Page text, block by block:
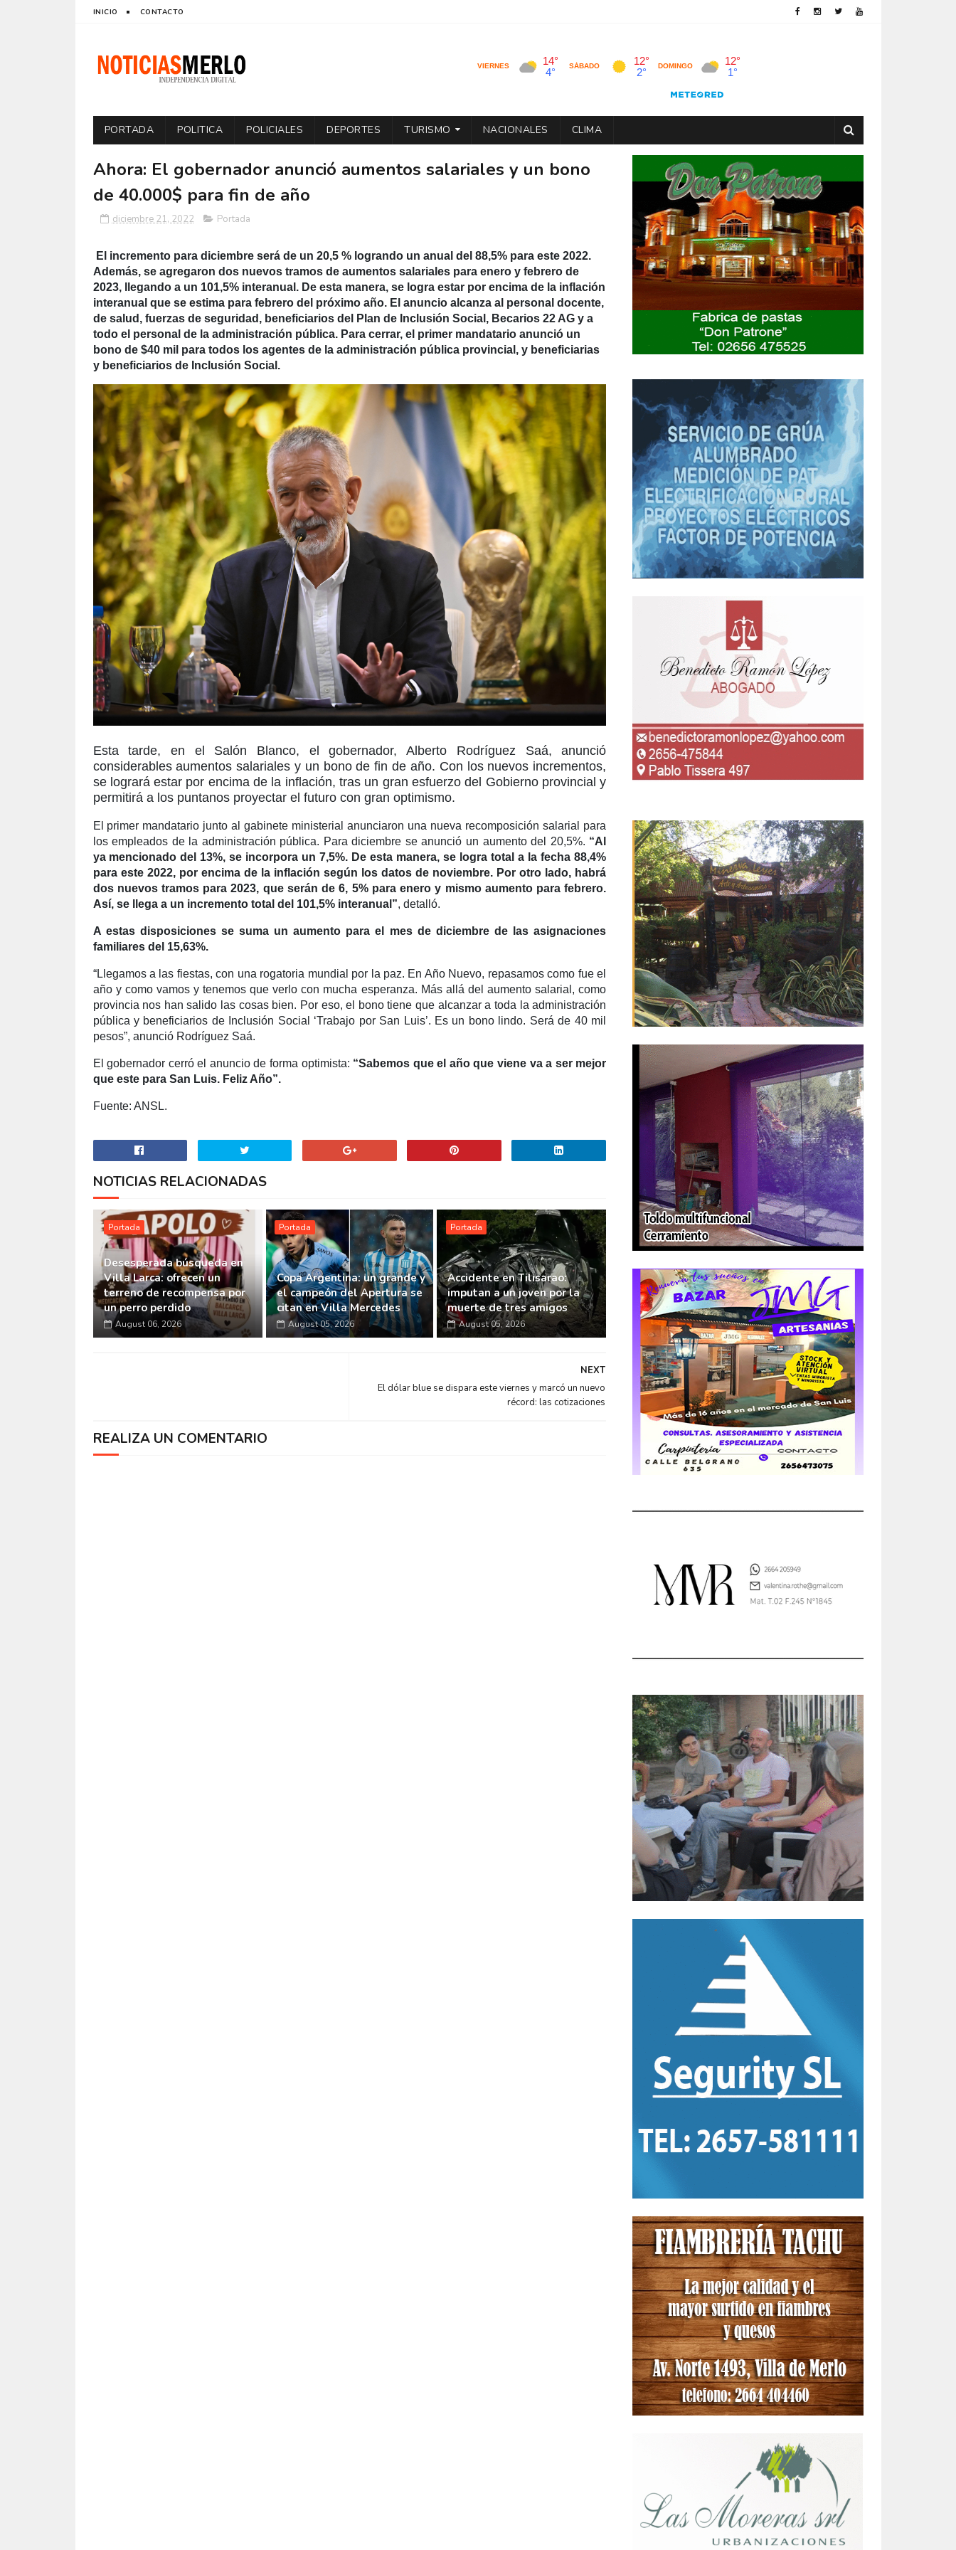
INICIO CONTACTO
PORTADA POLITICA POLICIALES DEPORTES TURISMO NACIONALES CLIMA
Ahora: El gobernador anunció aumentos salariales y un bono
de 40.000$ para fin de año
diciembre 21, 2022 Portada
El incremento para diciembre será de un 20,5 % logrando un anual del 88,5% para este 2022.
Además, se agregaron dos nuevos tramos de aumentos salariales para enero y febrero de
2023, llegando a un 101,5% interanual. De esta manera, se logra estar por encima de la inflación
interanual que se estima para febrero del próximo año. El anuncio alcanza al personal docente,
de salud, fuerzas de seguridad, beneficiarios del Plan de Inclusión Social, Becarios 22 AG y a
todo el personal de la administración pública. Para cerrar, el primer mandatario anunció un
bono de $40 mil para todos los agentes de la administración pública provincial, y beneficiarias
y beneficiarios de Inclusión Social.
Esta tarde, en el Salón Blanco, el gobernador, Alberto Rodríguez Saá, anunció
considerables aumentos salariales y un bono de fin de año. Con los nuevos incrementos,
se logrará estar por encima de la inflación, tras un gran esfuerzo del Gobierno provincial y
permitirá a los puntanos proyectar el futuro con gran optimismo.
El primer mandatario junto al gabinete ministerial anunciaron una nueva recomposición salarial para
los empleados de la administración pública. Para diciembre se anunció un aumento del 20,5%. “Al
ya mencionado del 13%, se incorpora un 7,5%. De esta manera, se logra total a la fecha 88,4%
para este 2022, por encima de la inflación según los datos de noviembre. Por otro lado, habrá
dos nuevos tramos para 2023, que serán de 6, 5% para enero y mismo aumento para febrero.
Así, se llega a un incremento total del 101,5% interanual”, detalló.
A estas disposiciones se suma un aumento para el mes de diciembre de las asignaciones
familiares del 15,63%.
“Llegamos a las fiestas, con una rogatoria mundial por la paz. En Año Nuevo, repasamos como fue el
año y como vamos y tenemos que verlo con mucha esperanza. Más allá del aumento salarial, como
provincia nos han salido las cosas bien. Por eso, el bono tiene que alcanzar a toda la administración
pública y beneficiarios de Inclusión Social ‘Trabajo por San Luis’. Es un bono lindo. Será de 40 mil
pesos”, anunció Rodríguez Saá.
El gobernador cerró el anuncio de forma optimista: “Sabemos que el año que viene va a ser mejor
que este para San Luis. Feliz Año”.
Fuente: ANSL.
NOTICIAS RELACIONADAS
Portada
Desesperada búsqueda en
Villa Larca: ofrecen un
terreno de recompensa por
un perro perdido
August 06, 2026
Portada
Copa Argentina: un grande y
el campeón del Apertura se
citan en Villa Mercedes
August 05, 2026
Portada
Accidente en Tilisarao:
imputan a un joven por la
muerte de tres amigos
August 05, 2026
NEXT
El dólar blue se dispara este viernes y marcó un nuevo
récord: las cotizaciones
REALIZA UN COMENTARIO